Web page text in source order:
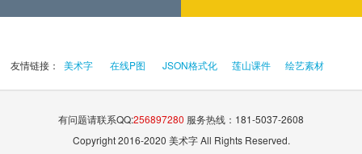
友情链接：美术字 在线P图 JSON格式化 莲山课件 绘艺素材
有问题请联系QQ:256897280 服务热线：181-5037-2608
Copyright 2016-2020 美术字 All Rights Reserved.